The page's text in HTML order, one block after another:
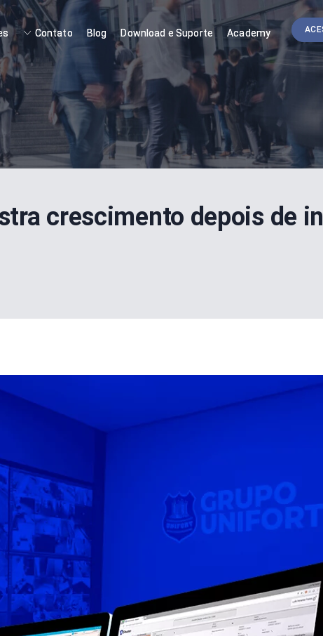
Contato Blog Download e Suporte Academy
crescimento depois de